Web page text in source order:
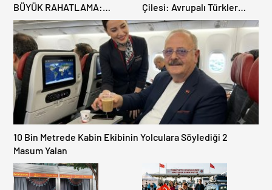
BÜYÜK RAHATLAMA:
DEREKÖY HAFİF TİCARİ
ARAÇLARA AÇILIYOR!
Çilesi: Avrupalı Türkler
Karayollarına Akın Etti,
Gümrükler Kilitlendi!
10 Bin Metrede Kabin Ekibinin Yolculara Söylediği 2
Masum Yalan